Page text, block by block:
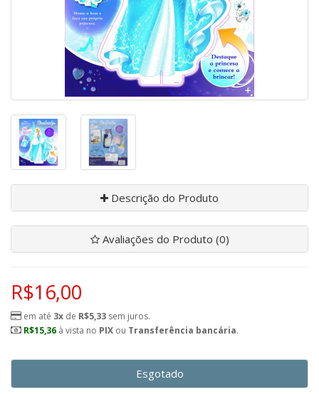
Descrição do Produto
Avaliações do Produto (0)
R$16,00
em até 3x de R$5,33 sem juros.
R$15,36 à vista no PIX ou Transferência bancária.
Esgotado